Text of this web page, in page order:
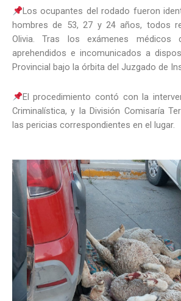
Los ocupantes del rodado fueron
hombres de 53, 27 y 24 años, todos
Olivia. Tras los exámenes médicos
aprehendidos e incomunicados a
Provincial bajo la órbita del Juzgado de
El procedimiento contó con la
Criminalística, y la División Comisaría
las pericias correspondientes en el lugar.